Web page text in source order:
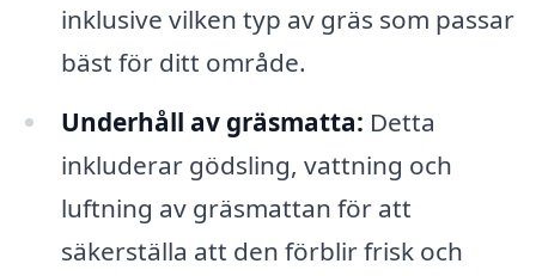
inklusive vilken typ av gräs som passar
bäst för ditt område.
Underhåll av gräsmatta: Detta
inkluderar gödsling, vattning och
luftning av gräsmattan för att
säkerställa att den förblir frisk och